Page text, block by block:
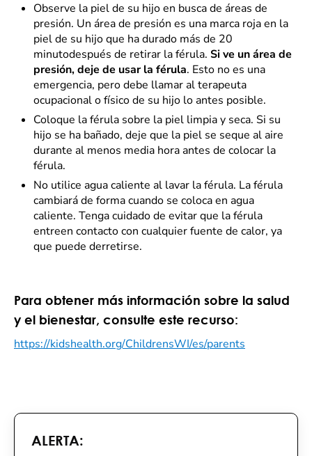
Observe la piel de su hijo en busca de áreas de
presión. Un área de presión es una marca roja en la
piel de su hijo que ha durado más de 20
minutodespués de retirar la férula. Si ve un área de
presión, deje de usar la férula. Esto no es una
emergencia, pero debe llamar al terapeuta
ocupacional o físico de su hijo lo antes posible.
Coloque la férula sobre la piel limpia y seca. Si su
hijo se ha bañado, deje que la piel se seque al aire
durante al menos media hora antes de colocar la
férula.
No utilice agua caliente al lavar la férula. La férula
cambiará de forma cuando se coloca en agua
caliente. Tenga cuidado de evitar que la férula
entreen contacto con cualquier fuente de calor, ya
que puede derretirse.
Para obtener más información sobre la salud
y el bienestar, consulte este recurso:
https://kidshealth.org/ChildrensWI/es/parents
ALERTA: